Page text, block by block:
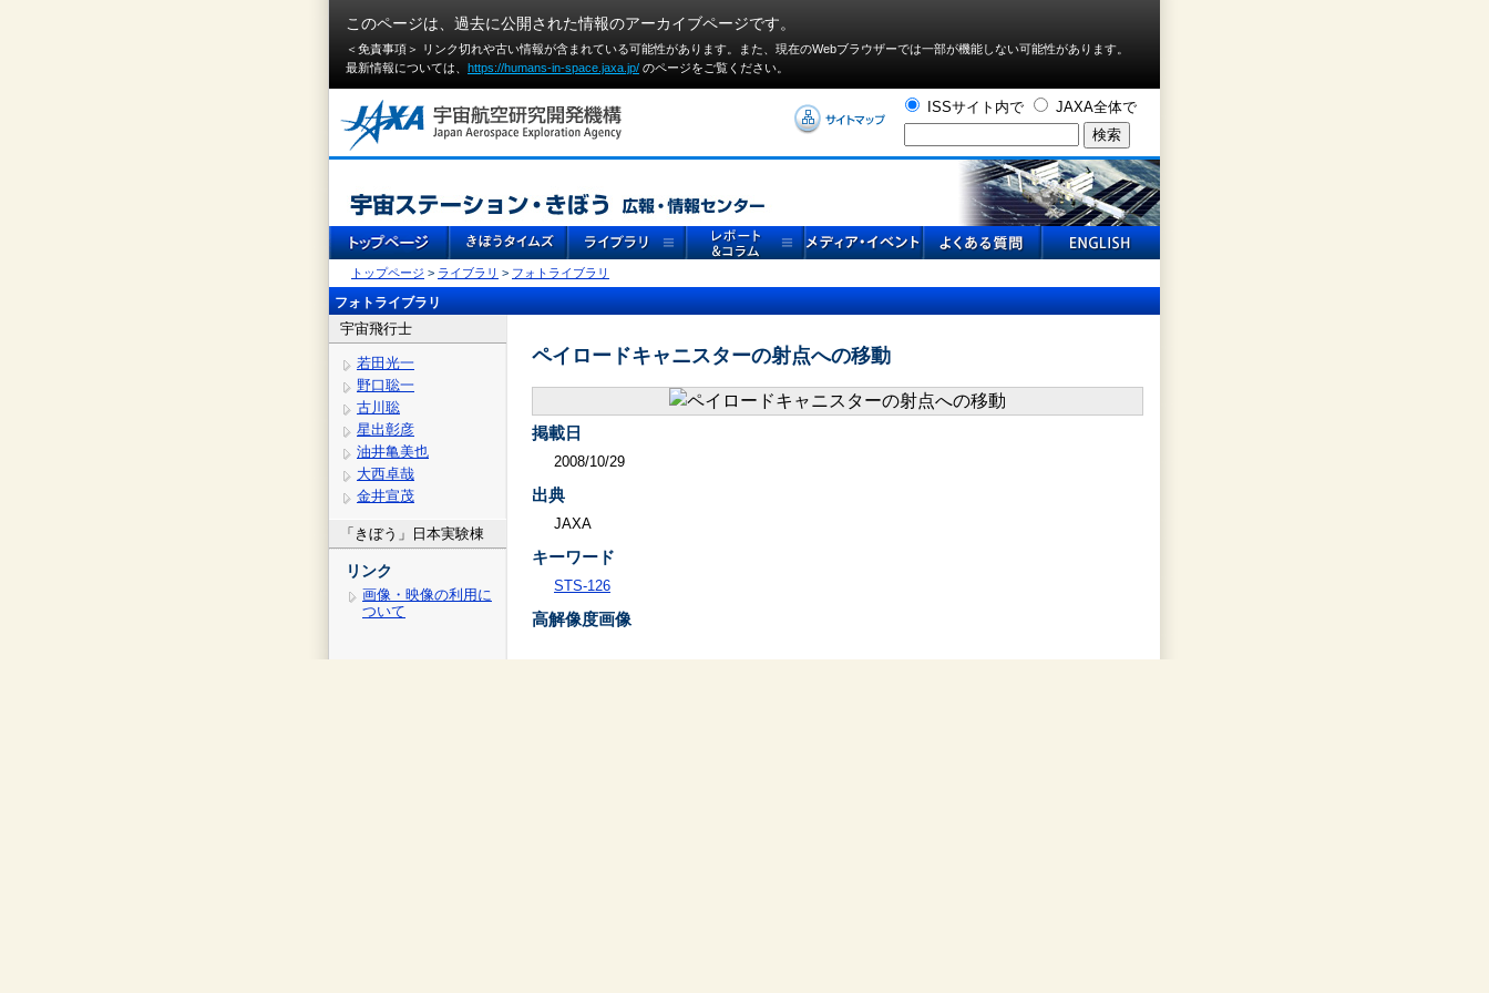
このページは、過去に公開された情報のアーカイブページです。
＜免責事項＞ リンク切れや古い情報が含まれている可能性があります。また、現在のWebブラウザーでは⼀部が機能しない可能性があります。
最新情報については、 https://humans-in-space.jaxa.jp/ のページをご覧ください。
ISSサイト内で JAXA全体で
トップページ > ライブラリ > フォトライブラリ
フォトライブラリ
宇宙飛行士
若田光一
野口聡一
古川聡
星出彰彦
油井亀美也
大西卓哉
金井宣茂
「きぼう」日本実験棟
リンク
画像・映像の利用に
ついて
ペイロードキャニスターの射点への移動
掲載日
2008/10/29
出典
JAXA
キーワード
STS-126
高解像度画像